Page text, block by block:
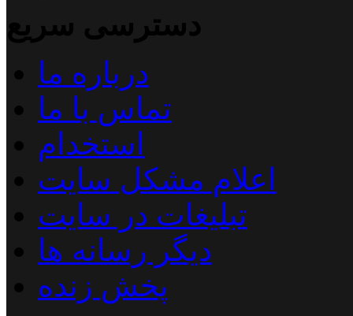
دسترسی سریع
درباره ما
تماس با ما
استخدام
اعلام مشکل سایت
تبلیغات در سایت
دیگر رسانه ها
پخش زنده